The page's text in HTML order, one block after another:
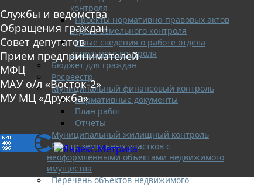
контроля
Проекты нормативно-правовых актов
отдела земельного контроля
Иные сведения о работе отдела
земельного контроля
Бюджет для граждан
Росреестр
Муниципальный финансовый контроль
Нормативные документы
План работ
Отчеты
Муниципальный жилищный контроль
Реестр земельных участков с
неоформленными объектами недвижимого
имущества
Перечень объектов недвижимого
Службы и ведомства
Обращения граждан
Совет депутатов
Прием предпринимателей
МФЦ
МАУ о/л «Восток-2»
МУ МЦ «Дружба»